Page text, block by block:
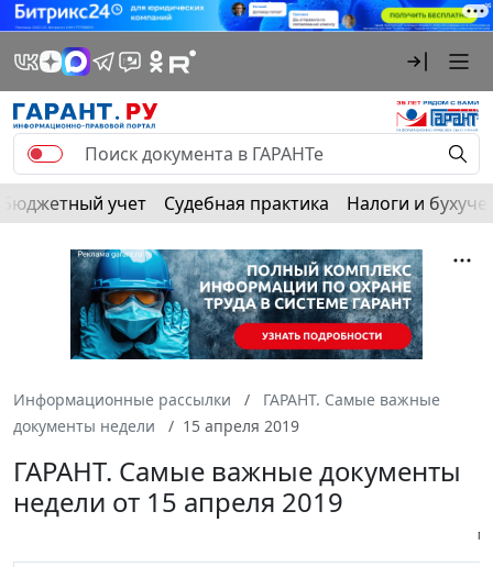
Бюджетный учет Судебная практика Налоги и
Информационные рассылки
ГАРАНТ. Самые важные
документы недели
15 апреля 2019
ГАРАНТ. Самые важные документы
недели от 15 апреля 2019